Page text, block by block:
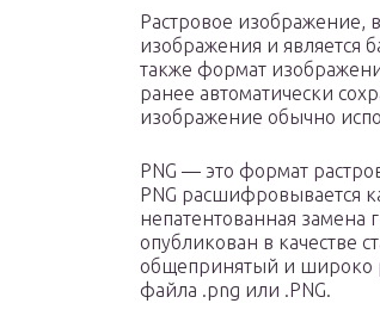
Растровое изображение,
изображения и является
также формат
ранее автоматически
изображение обычно
PNG — это формат
PNG расшифровывается
непатентованная замена
опубликован в качестве
общепринятый и широко
файла .png или .PNG.